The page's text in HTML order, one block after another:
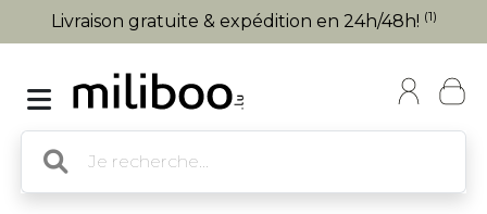
Livraison gratuite & expédition en 24h/48h! (1)